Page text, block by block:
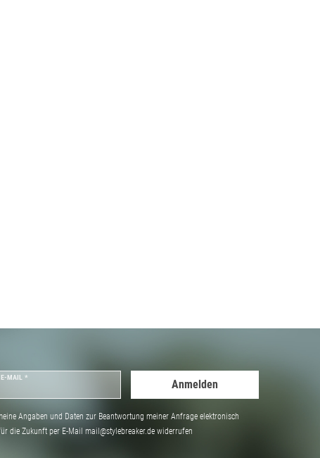
E-MAIL *
Anmelden
Angaben und Daten zur Beantwortung meiner Anfrage elektronisch
die Zukunft per E-Mail mail@stylebreaker.de widerrufen